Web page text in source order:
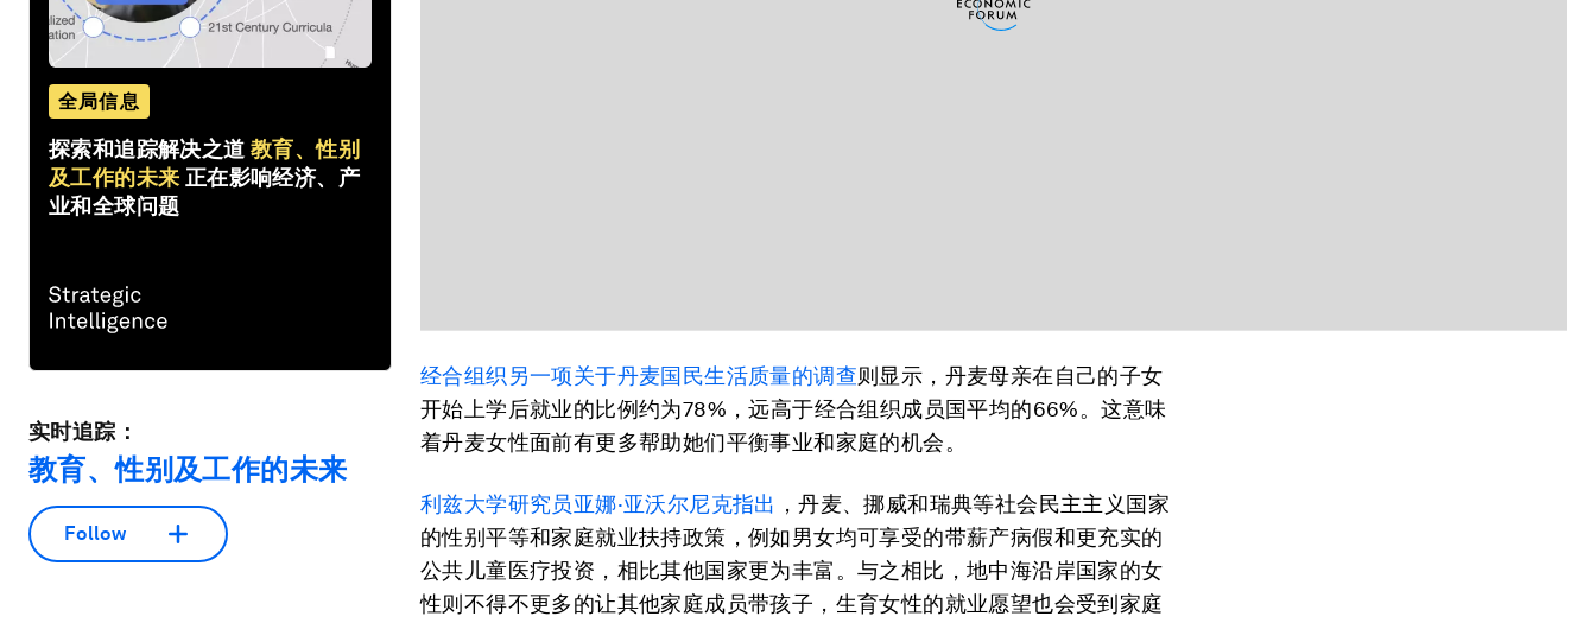
全局信息
探索和追踪解决之道 教育、性别
及工作的未来 正在影响经济、产
业和全球问题
实时追踪：
教育、性别及工作的未来
Follow
经合组织另一项关于丹麦国民生活质量的调查则显示，丹麦母亲在自己的子女
开始上学后就业的比例约为78%，远高于经合组织成员国平均的66%。这意味
着丹麦女性面前有更多帮助她们平衡事业和家庭的机会。
利兹大学研究员亚娜·亚沃尔尼克指出 ，丹麦、挪威和瑞典等社会民主主义国家
的性别平等和家庭就业扶持政策，例如男女均可享受的带薪产病假和更充实的
公共儿童医疗投资，相比其他国家更为丰富。与之相比，地中海沿岸国家的女
性则不得不更多的让其他家庭成员带孩子，生育女性的就业愿望也会受到家庭